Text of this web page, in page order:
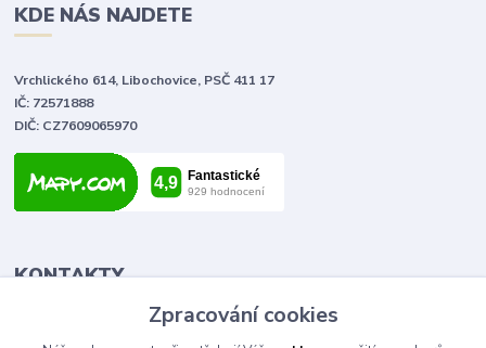
KDE NÁS NAJDETE
Vrchlického 614, Libochovice, PSČ 411 17
IČ: 72571888
DIČ: CZ7609065970
KONTAKTY
Tomáš Vlček
Zpracování cookies